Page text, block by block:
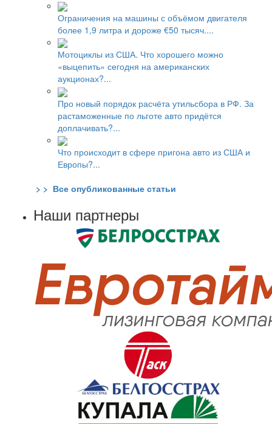
Ограничения на машины с объёмом двигателя
более 1,9 литра и дороже €50 тысяч....
Мотоциклы из США. Что хорошего можно
«выцепить» сегодня на американских
аукционах?...
Про новый порядок расчёта утильсбора в РФ. За
растаможенные по льготе авто придётся
доплачивать?...
Что происходит в сфере пригона авто из США и
Европы?...
> > Все опубликованные статьи
Наши партнеры